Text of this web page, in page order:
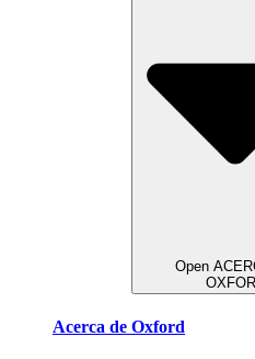
Open
Acerca de Oxford